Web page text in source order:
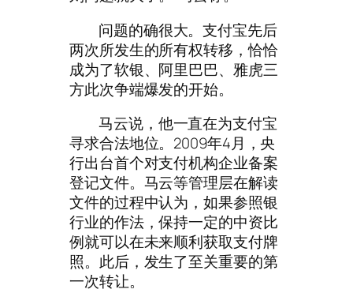
问题的确很大。支付宝先后
两次所发生的所有权转移，恰恰
成为了软银、阿里巴巴、雅虎三
方此次争端爆发的开始。
马云说，他一直在为支付宝
寻求合法地位。2009年4月，央
行出台首个对支付机构企业备案
登记文件。马云等管理层在解读
文件的过程中认为，如果参照银
行业的作法，保持一定的中资比
例就可以在未来顺利获取支付牌
照。此后，发生了至关重要的第
一次转让。